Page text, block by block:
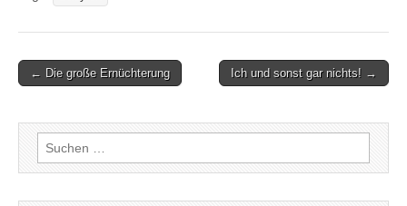
Post← Die große Ernüchterung Ich und sonst gar nichts! →
Suchen
nach: